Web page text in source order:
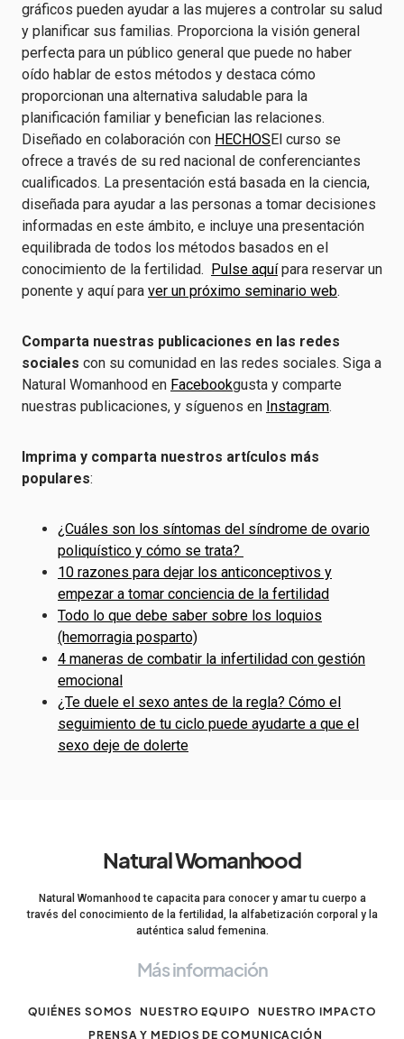
gráficos pueden ayudar a las mujeres a controlar su salud
y planificar sus familias. Proporciona la visión general
perfecta para un público general que puede no haber
oído hablar de estos métodos y destaca cómo
proporcionan una alternativa saludable para la
planificación familiar y benefician las relaciones.
Diseñado en colaboración con HECHOS El curso se
ofrece a través de su red nacional de conferenciantes
cualificados. La presentación está basada en la ciencia,
diseñada para ayudar a las personas a tomar decisiones
informadas en este ámbito, e incluye una presentación
equilibrada de todos los métodos basados en el
conocimiento de la fertilidad.
Pulse aquípara reservar un
ponente y aquí para ver un próximo seminario web.
Comparta nuestras publicaciones en las redes
sociales con su comunidad en las redes sociales. Siga a
Natural Womanhood en Facebookgusta y comparte
nuestras publicaciones, y síguenos en Instagram.
Imprima y comparta nuestros artículos más
populares:
¿Cuáles son los síntomas del síndrome de ovario
poliquístico y cómo se trata?
10 razones para dejar los anticonceptivos y
empezar a tomar conciencia de la fertilidad
Todo lo que debe saber sobre los loquios
(hemorragia posparto)
4 maneras de combatir la infertilidad con gestión
emocional
¿Te duele el sexo antes de la regla? Cómo el
seguimiento de tu ciclo puede ayudarte a que el
sexo deje de dolerte
Natural Womanhood
Natural Womanhood te capacita para conocer y amar tu cuerpo a
través del conocimiento de la fertilidad, la alfabetización corporal y la
auténtica salud femenina.
Más información
QUIÉNES SOMOS NUESTRO EQUIPO
NUESTRO IMPACTO
PRENSA Y MEDIOS DE COMUNICACIÓN